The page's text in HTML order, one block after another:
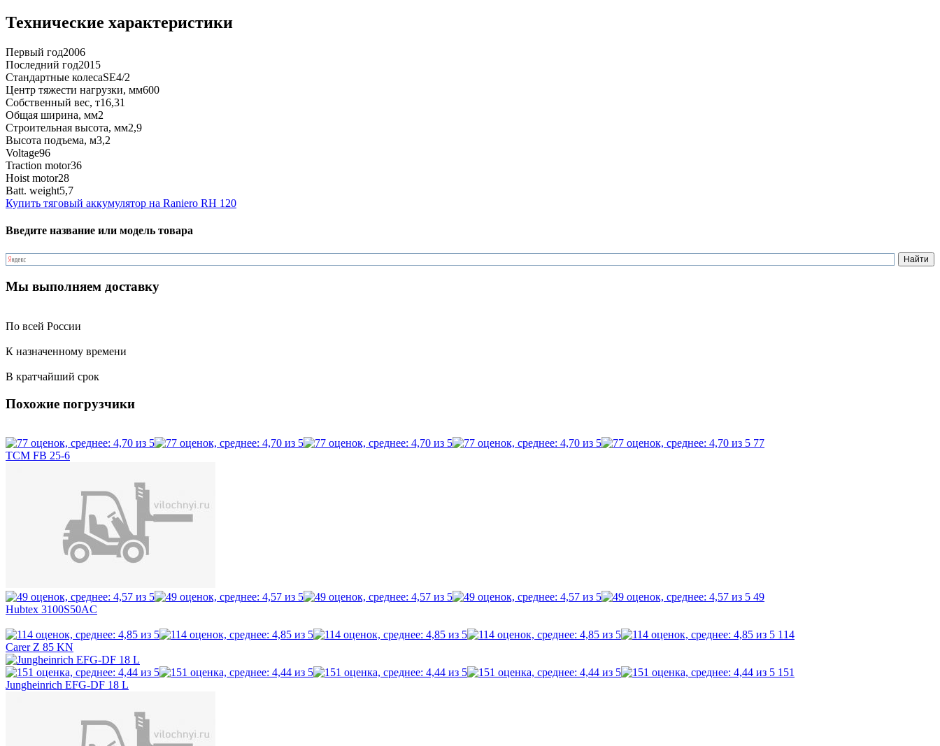
Технические характеристики
Первый год2006
Последний год2015
Стандартные колесаSE4/2
Центр тяжести нагрузки, мм600
Собственный вес, т16,31
Общая ширина, мм2
Строительная высота, мм2,9
Высота подъема, м3,2
Voltage96
Traction motor36
Hoist motor28
Batt. weight5,7
Купить тяговый аккумулятор на Raniero RH 120
Введите название или модель товара
Мы выполняем доставку
По всей России
К назначенному времени
В кратчайший срок
Похожие погрузчики
77
TCM FB 25-6
49
Hubtex 3100S50AC
114
Carer Z 85 KN
151
Jungheinrich EFG-DF 18 L